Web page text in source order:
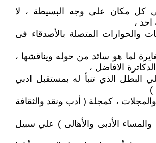
فى كل مكان على وجه البسيطة ، لا
،
والحوارات المتصلة بالأصدقاء فى
لما هو سائد من حوله ويناقشها ،
الافاضل ،
البطل الذي تنبأ له بمستقبل ادبي
)
، كمجلة ( أدب ونقد والثقافة
والمساء الأدبى والأهالى ) علي سبيل